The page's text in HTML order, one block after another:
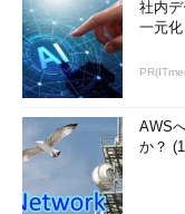
社内
一元化
AWS
か？